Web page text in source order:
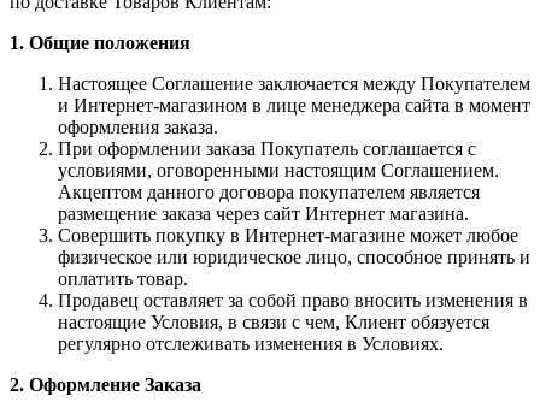
1. Общие положения
Настоящее Соглашение заключается между Покупателем
и Интернет-магазином в лице менеджера сайта в момент
оформления заказа.
При оформлении заказа Покупатель соглашается с
условиями, оговоренными настоящим Соглашением.
Акцептом данного договора покупателем является
размещение заказа через сайт Интернет магазина.
Совершить покупку в Интернет-магазине может любое
физическое или юридическое лицо, способное принять и
оплатить товар.
Продавец оставляет за собой право вносить изменения в
настоящие Условия, в связи с чем, Клиент обязуется
регулярно отслеживать изменения в Условиях.
2. Оформление Заказа